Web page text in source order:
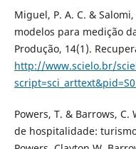
Miguel, P. A. C. &
modelos para medição
Produção, 14(1).
http://www.scielo.br/
Powers, T. & Barrows,
de hospitalidade: